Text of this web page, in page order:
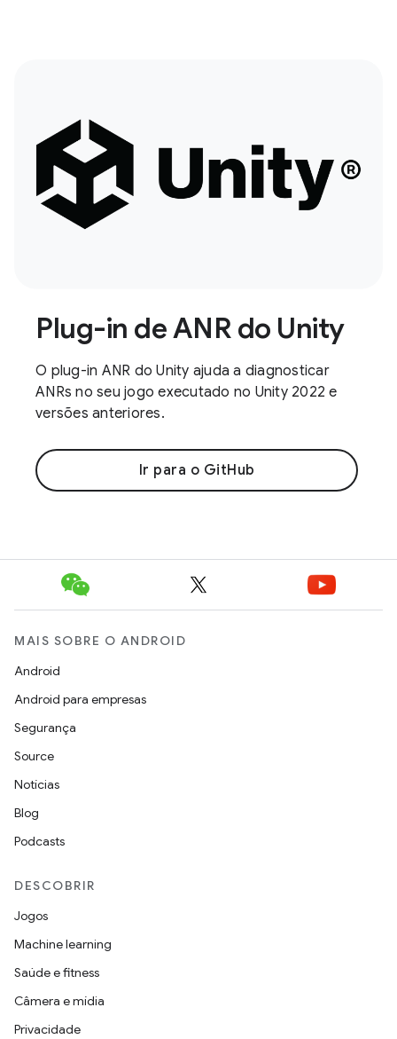
Plug-in de ANR do Unity
O plug-in ANR do Unity ajuda a diagnosticar
ANRs no seu jogo executado no Unity 2022 e
versões anteriores.
Ir para o GitHub
MAIS SOBRE O ANDROID
Android
Android para empresas
Segurança
Source
Notícias
Blog
Podcasts
DESCOBRIR
Jogos
Machine learning
Saúde e fitness
Câmera e mídia
Privacidade